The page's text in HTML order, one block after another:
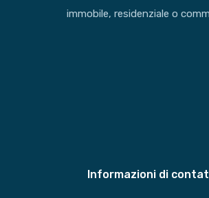
immobile, residenziale o
Informazioni di